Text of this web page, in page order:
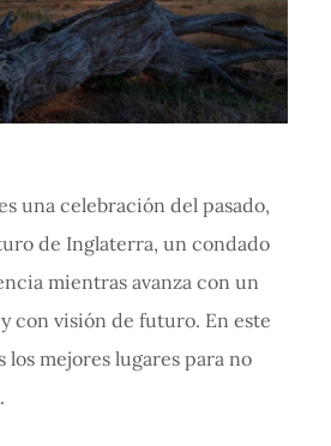
una celebración del pasado,
de Inglaterra, un condado
mientras avanza con un
con visión de futuro. En este
mejores lugares para no